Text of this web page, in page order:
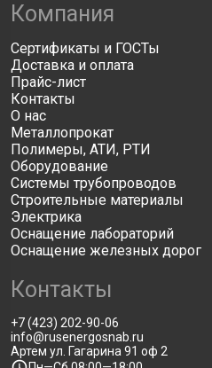
Компания
Сертификаты и ГОСТы
Доставка и оплата
Прайс-лист
Контакты
О нас
Металлопрокат
Полимеры, АТИ, РТИ
Оборудование
Системы трубопроводов
Строительные материалы
Электрика
Оснащение лабораторий
Оснащение железных дорог
Контакты
+7 (423) 202-90-06
info@rusenergosnab.ru
Артем ул. Гагарина 91 оф 2